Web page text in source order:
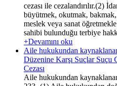
cezası ile cezalandırılır.(2)
büyütmek, okutmak,
meslek veya sanat
sahibi bulunduğu terbiye
+Devamını oku
Aile hukukundan
Düzenine Karşı Suçlar Suçu
Cezası
Aile hukukundan